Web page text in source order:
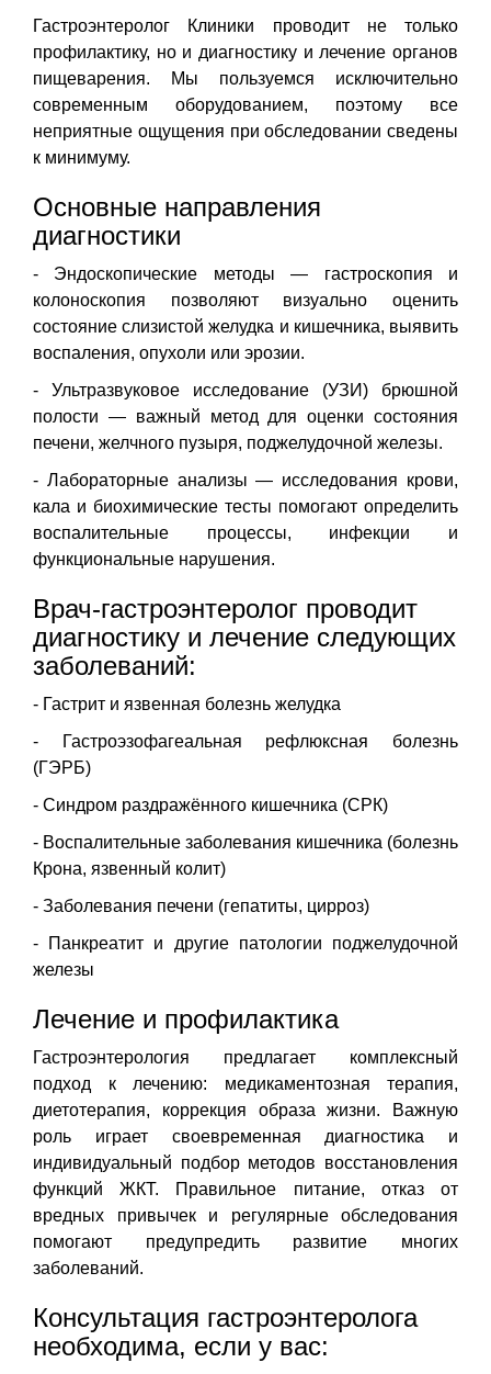
Гастроэнтеролог Клиники проводит не только
профилактику, но и диагностику и лечение органов
пищеварения. Мы пользуемся исключительно
современным оборудованием, поэтому все
неприятные ощущения при обследовании сведены
к минимуму.
Основные направления
диагностики
- Эндоскопические методы — гастроскопия и
колоноскопия позволяют визуально оценить
состояние слизистой желудка и кишечника, выявить
воспаления, опухоли или эрозии.
- Ультразвуковое исследование (УЗИ) брюшной
полости — важный метод для оценки состояния
печени, желчного пузыря, поджелудочной железы.
- Лабораторные анализы — исследования крови,
кала и биохимические тесты помогают определить
воспалительные процессы, инфекции и
функциональные нарушения.
Врач-гастроэнтеролог проводит
диагностику и лечение следующих
заболеваний:
- Гастрит и язвенная болезнь желудка
- Гастроэзофагеальная рефлюксная болезнь
(ГЭРБ)
- Синдром раздражённого кишечника (СРК)
- Воспалительные заболевания кишечника (болезнь
Крона, язвенный колит)
- Заболевания печени (гепатиты, цирроз)
- Панкреатит и другие патологии поджелудочной
железы
Лечение и профилактика
Гастроэнтерология предлагает комплексный
подход к лечению: медикаментозная терапия,
диетотерапия, коррекция образа жизни. Важную
роль играет своевременная диагностика и
индивидуальный подбор методов восстановления
функций ЖКТ. Правильное питание, отказ от
вредных привычек и регулярные обследования
помогают предупредить развитие многих
заболеваний.
Консультация гастроэнтеролога
необходима, если у вас: